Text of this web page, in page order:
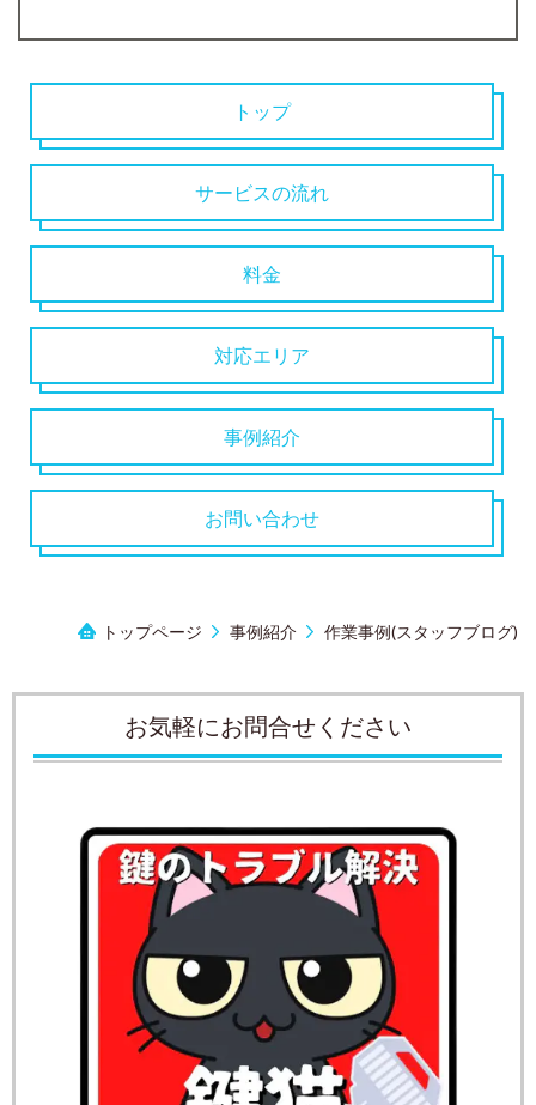
トップ
サービスの流れ
料金
対応エリア
事例紹介
お問い合わせ
トップページ 事例紹介 作業事例(スタッフブログ)
お気軽にお問合せください